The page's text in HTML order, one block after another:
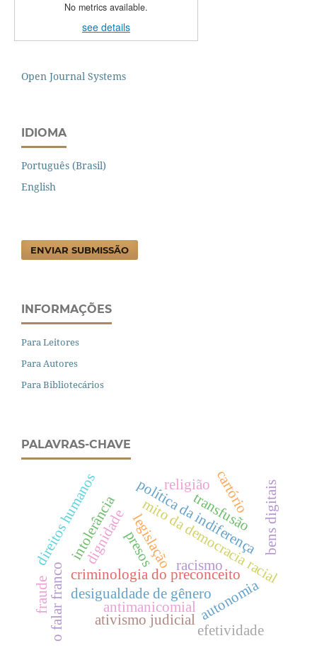
No metrics available.
see details
Open Journal Systems
IDIOMA
Português (Brasil)
English
ENVIAR SUBMISSÃO
INFORMAÇÕES
Para Leitores
Para Autores
Para Bibliotecários
PALAVRAS-CHAVE
racismo
criminologia do preconceito
legislação
mito da democracia racial
o falar franco
política da indiferença
desigualdade de gênero
antimanicomial autonomia
dignidade
intolerância
religião
transfusão
ativismo judicial
direitos humanos presos bens digitais
fraude
cartório
efetividade